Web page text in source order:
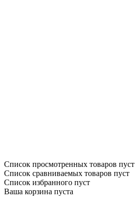
Список просмотренных товаров пуст
Список сравниваемых товаров пуст
Список избранного пуст
Ваша корзина пуста